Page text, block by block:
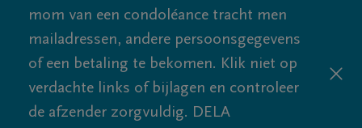
mom van een condoléance tracht men
mailadressen, andere persoonsgegevens
of een betaling te bekomen. Klik niet op
verdachte links of bijlagen en controleer
de afzender zorgvuldig. DELA